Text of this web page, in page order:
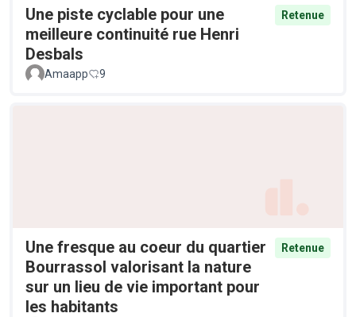
Une piste cyclable pour une
meilleure continuité rue Henri
Desbals
Retenue
Amaapp 9
Une fresque au coeur du quartier
Bourrassol valorisant la nature
sur un lieu de vie important pour
les habitants
Retenue